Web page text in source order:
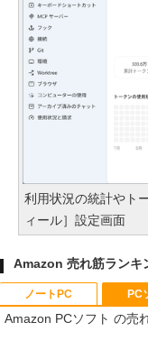
利用状況の統計やト
ィール］設定画面
Amazon 売れ筋ランキ
ノートPC PC
Amazon PCソフト の売